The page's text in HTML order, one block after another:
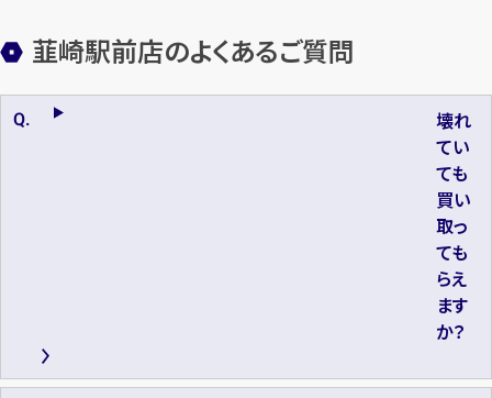
韮崎駅前店のよくあるご質問
壊れ
てい
ても
買い
取っ
ても
らえ
ます
か？